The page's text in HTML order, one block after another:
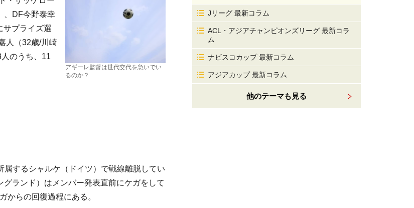
アギーレ監督は世代交代を急いでい
るのか？
、DF今野泰幸
サプライズ選
人（32歳/川崎
のうち、11
するシャルケ（ドイツ）で戦線離脱してい
ランド）はメンバー発表直前にケガをして
からの回復過程にある。
Jリーグ 最新コラム
ACL・アジアチャンピオンズリーグ 最新コラ
ム
ナビスコカップ 最新コラム
アジアカップ 最新コラム
他のテーマも見る